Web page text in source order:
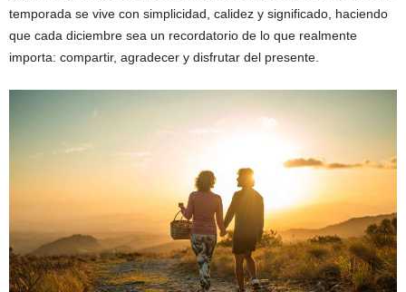
temporada se vive con simplicidad, calidez y significado, haciendo
que cada diciembre sea un recordatorio de lo que realmente
importa: compartir, agradecer y disfrutar del presente.